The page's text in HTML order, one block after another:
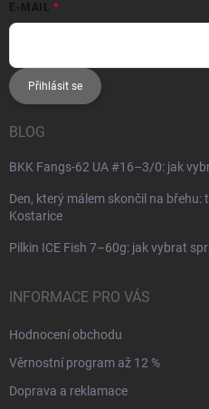
E-MAIL
Přihlásit se
BLOG
BKK Fangs-62 UA #16–3/0: jak
Den, který málem skončil na
Kostarice
Pilkin ICE Fish 7–60g: jak vybrat
INFORMACE PRO VÁS
Hodnocení obchodu
Věrnostní program až 12 %
Doprava a reklamace